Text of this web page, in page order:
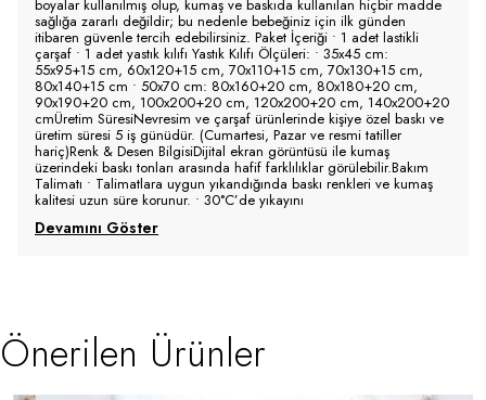
boyalar kullanılmış olup, kumaş ve baskıda kullanılan hiçbir madde
sağlığa zararlı değildir; bu nedenle bebeğiniz için ilk günden
itibaren güvenle tercih edebilirsiniz. Paket İçeriği • 1 adet lastikli
çarşaf • 1 adet yastık kılıfı Yastık Kılıfı Ölçüleri: • 35x45 cm:
55x95+15 cm, 60x120+15 cm, 70x110+15 cm, 70x130+15 cm,
80x140+15 cm • 50x70 cm: 80x160+20 cm, 80x180+20 cm,
90x190+20 cm, 100x200+20 cm, 120x200+20 cm, 140x200+20
cmÜretim SüresiNevresim ve çarşaf ürünlerinde kişiye özel baskı ve
üretim süresi 5 iş günüdür. (Cumartesi, Pazar ve resmi tatiller
hariç)Renk & Desen BilgisiDijital ekran görüntüsü ile kumaş
üzerindeki baskı tonları arasında hafif farklılıklar görülebilir.Bakım
Talimatı • Talimatlara uygun yıkandığında baskı renkleri ve kumaş
kalitesi uzun süre korunur. • 30°C’de yıkayını
Devamını Göster
Önerilen Ürünler